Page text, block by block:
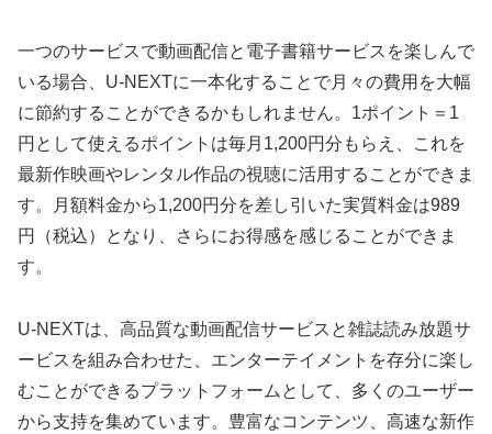
一つのサービスで動画配信と電子書籍サービスを楽しんで
いる場合、U-NEXTに一本化することで月々の費用を大幅
に節約することができるかもしれません。1ポイント＝1
円として使えるポイントは毎月1,200円分もらえ、これを
最新作映画やレンタル作品の視聴に活用することができま
す。月額料金から1,200円分を差し引いた実質料金は989
円（税込）となり、さらにお得感を感じることができま
す。
U-NEXTは、高品質な動画配信サービスと雑誌読み放題サ
ービスを組み合わせた、エンターテイメントを存分に楽し
むことができるプラットフォームとして、多くのユーザー
から支持を集めています。豊富なコンテンツ、高速な新作